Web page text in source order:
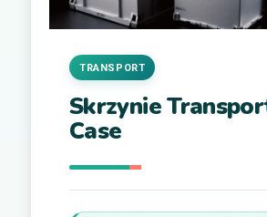
Skrzynie
Case
TRANSPORT